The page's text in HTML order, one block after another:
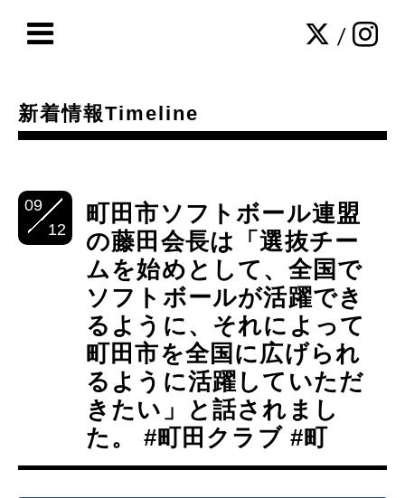
/
新着情報Timeline
09
12
町田市ソフトボール連盟
の藤田会長は「選抜チー
ムを始めとして、全国で
ソフトボールが活躍でき
るように、それによって
町田市を全国に広げられ
るように活躍していただ
きたい」と話されまし
た。 #町田クラブ #町